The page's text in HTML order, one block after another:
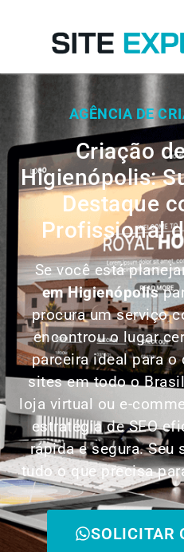
AGÊNCIA DE
Criação
Higienópolis:
Destaque
Profissional
Se você está
emHigienópolis
procura um serviço
encontrou o lugar
parceira ideal para
sites em todo o
loja virtual ou e-
estratégia de SEO
rápida e segura.
tudo o que precisa
SOLICITAR